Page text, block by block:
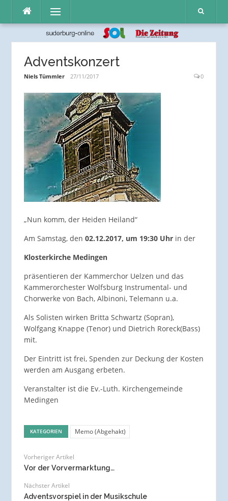
Inhalt
Menü
Adventskonzert
Niels Tümmler 27/11/2017 0
„Nun komm, der Heiden Heiland“
Am Samstag, den 02.12.2017, um 19:30 Uhrin der
Klosterkirche Medingen
präsentieren der Kammerchor Uelzen und das
Kammerorchester Wolfsburg Instrumental- und
Chorwerke von Bach, Albinoni, Telemann u.a.
Als Solisten wirken Britta Schwartz (Sopran),
Wolfgang Knappe (Tenor) und Dietrich Roreck(Bass)
mit.
Der Eintritt ist frei, Spenden zur Deckung der Kosten
werden am Ausgang erbeten.
Veranstalter ist die Ev.-Luth. Kirchengemeinde
Medingen
KATEGORIEN Memo (Abgehakt)
Vorheriger Artikel
Vor der Vorvermarktung…
Nächster Artikel
Adventsvorspiel in der Musikschule